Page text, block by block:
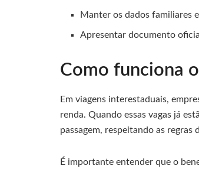
Manter os dados familiares
Apresentar documento
Como funciona
Em viagens interestaduais,
renda. Quando essas vagas já
passagem, respeitando as
É importante entender que o